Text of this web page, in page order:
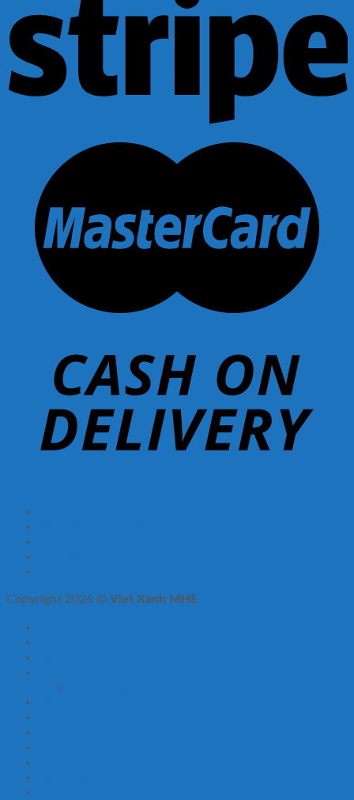
Copyright 2026 © Viet Xanh MHE